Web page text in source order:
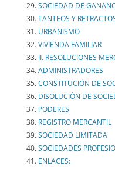
SOCIEDAD DE
TANTEOS Y
URBANISMO
VIVIENDA FAMILIAR
II. RESOLUCIONES
ADMINISTRADORES
CONSTITUCIÓN DE
DISOLUCIÓN DE
PODERES
REGISTRO MERCANTIL
SOCIEDAD LIMITADA
SOCIEDADES
ENLACES: